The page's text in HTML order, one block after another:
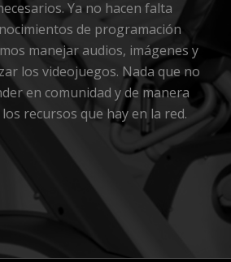
Ya no hacen falta
de programación
manejar audios, imágenes y
los videojuegos. Nada que no
en comunidad y de manera
recursos que hay en la red.